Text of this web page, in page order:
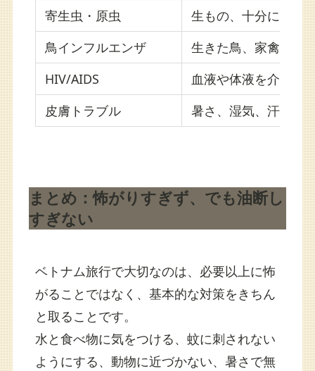
寄生虫・原虫
生もの、十分に加熱
鳥インフルエンザ
生きた鳥、家禽市場
HIV/AIDS
血液や体液を介して
皮膚トラブル
暑さ、湿気、汗、虫
まとめ：怖がりすぎず、でも油断し
すぎない
ベトナム旅行で大切なのは、必要以上に怖
がることではなく、基本的な対策をきちん
と取ることです。
水と食べ物に気をつける、蚊に刺されない
ようにする、動物に近づかない、暑さで無